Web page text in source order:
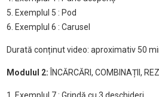
5. Exemplul 5 : Pod
6. Exemplul 6 : Carusel
Durată conținut video: aproximativ 50
Modulul 2: ÎNCĂRCĂRI, COMBINAȚII,